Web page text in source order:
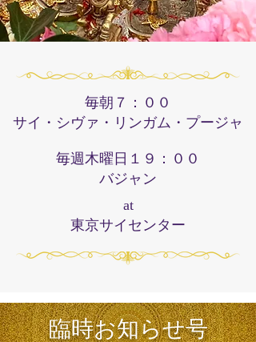
毎朝７：００
サイ・シヴァ・リンガム・プージャ
毎週木曜日１９：００
バジャン
at
東京サイセンター
​臨時お知らせ号